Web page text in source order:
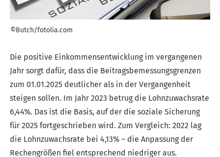
©Butch/fotolia.com
Die positive Einkommensentwicklung im vergangenen
Jahr sorgt dafür, dass die Beitragsbemessungsgrenzen
zum 01.01.2025 deutlicher als in der Vergangenheit
steigen sollen. Im Jahr 2023 betrug die Lohnzuwachsrate
6,44%. Das ist die Basis, auf der die soziale Sicherung
für 2025 fortgeschrieben wird. Zum Vergleich: 2022 lag
die Lohnzuwachsrate bei 4,13% – die Anpassung der
Rechengrößen fiel entsprechend niedriger aus.